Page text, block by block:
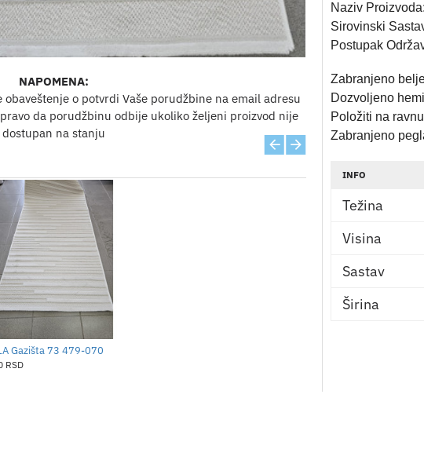
Gazišta 73 479-070
RSD
NAPOMENA:
o potvrdi Vaše porudžbine na email adresu
da porudžbinu odbije ukoliko željeni proizvod nije
dostupan na stanju
Naziv
Sirovinski
Postupak
Zabranjeno
Dozvoljeno
Položiti na
Zabranjeno
INFO
Težina
Visina
Sastav
Širina